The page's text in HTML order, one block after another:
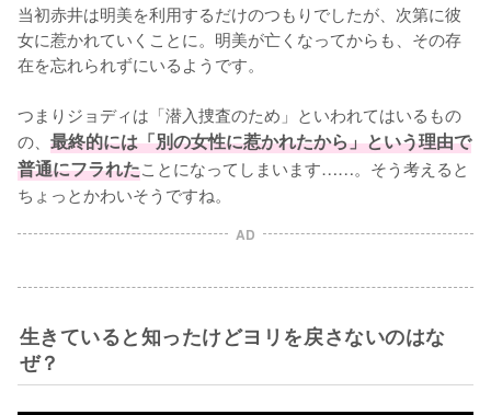
当初赤井は明美を利用するだけのつもりでしたが、次第に彼
女に惹かれていくことに。明美が亡くなってからも、その存
在を忘れられずにいるようです。
つまりジョディは「潜入捜査のため」といわれてはいるもの
の、 最終的には「別の女性に惹かれたから」という理由で
普通にフラれたことになってしまいます……。そう考えると
ちょっとかわいそうですね。
AD
生きていると知ったけどヨリを戻さないのはな
ぜ？